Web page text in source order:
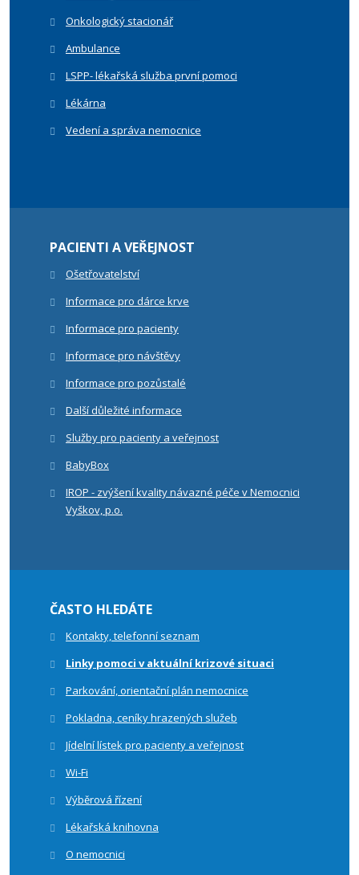
Onkologický stacionář
Ambulance
LSPP- lékařská služba první pomoci
Lékárna
Vedení a správa nemocnice
PACIENTI A VEŘEJNOST
Ošetřovatelství
Informace pro dárce krve
Informace pro pacienty
Informace pro návštěvy
Informace pro pozůstalé
Další důležité informace
Služby pro pacienty a veřejnost
BabyBox
IROP - zvýšení kvality návazné péče v Nemocnici
Vyškov, p.o.
ČASTO HLEDÁTE
Kontakty, telefonní seznam
Linky pomoci v aktuální krizové situaci
Parkování, orientační plán nemocnice
Pokladna, ceníky hrazených služeb
Jídelní lístek pro pacienty a veřejnost
Wi-Fi
Výběrová řízení
Lékařská knihovna
O nemocnici